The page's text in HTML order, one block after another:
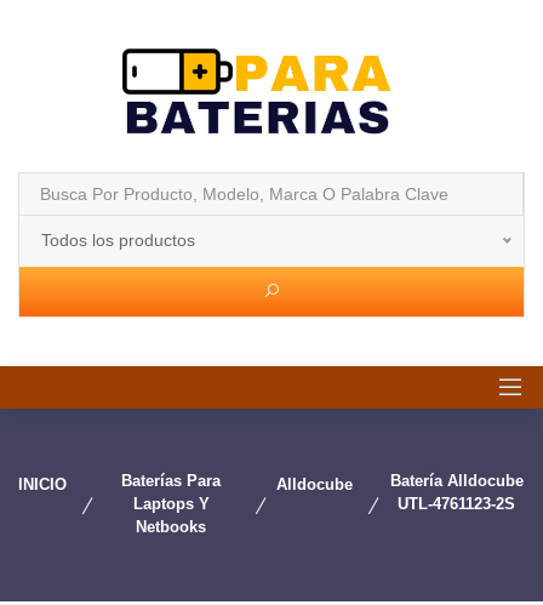
Todos los productos
INICIO
Baterías Para
Laptops Y
Netbooks
Alldocube
Batería Alldocube
UTL-4761123-2S